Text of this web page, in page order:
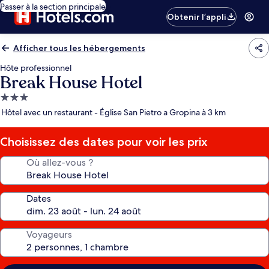
Passer à la section principale
Obtenir l’appli
Afficher tous les hébergements
Hôte professionnel
Break House Hotel
Hébergement
3.0 étoiles
Hôtel avec un restaurant - Église San Pietro a Gropina à 3 km
Choisissez des dates pour voir les prix
Où allez-vous ?
Dates
Voyageurs